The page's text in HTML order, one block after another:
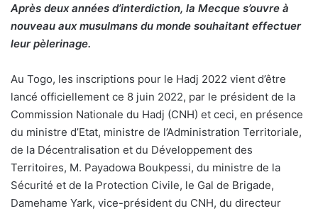
Après deux années d’interdiction, la Mecque s’ouvre à
nouveau aux musulmans du monde souhaitant effectuer
leur pèlerinage.
Au Togo, les inscriptions pour le Hadj 2022 vient d’être
lancé officiellement ce 8 juin 2022, par le président de la
Commission Nationale du Hadj (CNH) et ceci, en présence
du ministre d’Etat, ministre de l’Administration Territoriale,
de la Décentralisation et du Développement des
Territoires, M. Payadowa Boukpessi, du ministre de la
Sécurité et de la Protection Civile, le Gal de Brigade,
Damehame Yark, vice-président du CNH, du directeur